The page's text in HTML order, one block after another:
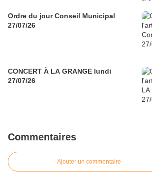
Ordre du jour Conseil Municipal
27/07/26
CONCERT À LA GRANGE lundi
27/07/26
Commentaires
Ajouter un commentaire